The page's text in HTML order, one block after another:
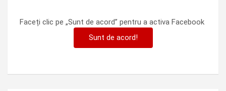
Faceți clic pe „Sunt de acord” pentru a activa Facebook
Sunt de acord!